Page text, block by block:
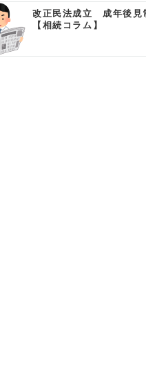
改正民法成立 成年後見
【相続コラム】